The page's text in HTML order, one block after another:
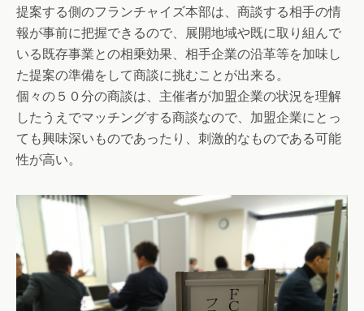
提案する側のフランチャイズ本部は、商談する相手の情
報が事前に把握できるので、展開地域や既に取り組んで
いる既存事業との相乗効果、相手企業の沿革等を加味し
た提案の準備をして商談に挑むことが出来る。
個々の５０分の商談は、主催者が加盟企業の状況を理解
したうえでマッチングする商談なので、加盟企業にとっ
ても興味深いものであったり、刺激的なものである可能
性が高い。